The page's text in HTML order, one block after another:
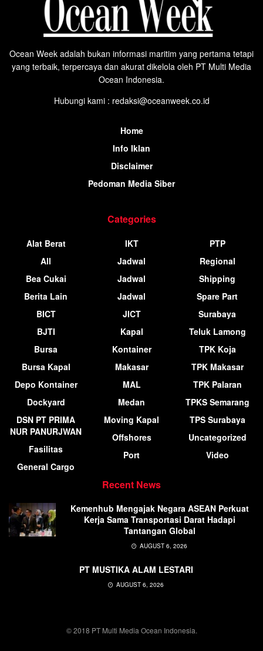
Ocean Week adalah bukan informasi maritim yang pertama tetapi
yang terbaik, terpercaya dan akurat dikelola oleh PT Multi Media
Ocean Indonesia.
Hubungi kami : redaksi@oceanweek.co.id
Home
Info Iklan
Disclaimer
Pedoman Media Siber
Categories
Alat Berat
All
Bea Cukai
Berita Lain
BICT
BJTI
Bursa
Bursa Kapal
Depo Kontainer
Dockyard
DSN PT PRIMA
NUR PANURJWAN
Fasilitas
General Cargo
IKT
Jadwal
Jadwal
Jadwal
JICT
Kapal
Kontainer
Makasar
MAL
Medan
Moving Kapal
Offshores
Port
PTP
Regional
Shipping
Spare Part
Surabaya
Teluk Lamong
TPK Koja
TPK Makasar
TPK Palaran
TPKS Semarang
TPS Surabaya
Uncategorized
Video
Recent News
Kemenhub Mengajak Negara ASEAN Perkuat
Kerja Sama Transportasi Darat Hadapi
Tantangan Global
AUGUST 6, 2026
PT MUSTIKA ALAM LESTARI
AUGUST 6, 2026
© 2018 PT Multi Media Ocean Indonesia.